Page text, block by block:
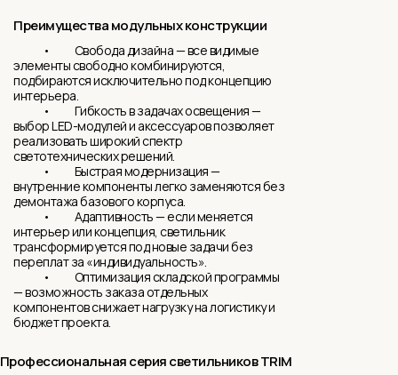
Преимущества модульных конструкции
• Свобода дизайна — все видимые
элементы свободно комбинируются,
подбираются исключительно под концепцию
интерьера.
• Гибкость в задачах освещения —
выбор LED-модулей и аксессуаров позволяет
реализовать широкий спектр
светотехнических решений.
• Быстрая модернизация —
внутренние компоненты легко заменяются без
демонтажа базового корпуса.
• Адаптивность — если меняется
интерьер или концепция, светильник
трансформируется под новые задачи без
переплат за «индивидуальность».
• Оптимизация складской программы
— возможность заказа отдельных
компонентов снижает нагрузку на логистику и
бюджет проекта.
серия светильников TRIM